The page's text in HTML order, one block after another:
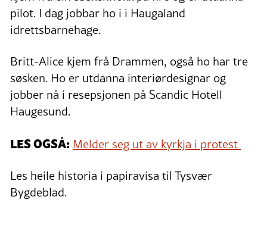
pilot. I dag jobbar ho i i Haugaland
idrettsbarnehage.
Britt-Alice kjem frå Drammen, også ho har tre
søsken. Ho er utdanna interiørdesignar og
jobber nå i resepsjonen på Scandic Hotell
Haugesund.
LES OGSÅ: Melder seg ut av kyrkja i protest
Les heile historia i papiravisa til Tysvær
Bygdeblad.